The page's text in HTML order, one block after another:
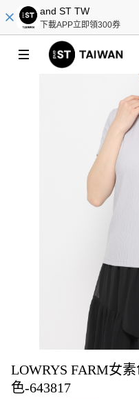
and ST TW
下載APP立即領300券
LOWRYS FARM女
色-643817